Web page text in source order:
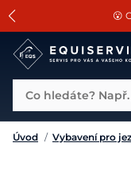
😮
📐Pasování a
Úvod / Vybavení pro